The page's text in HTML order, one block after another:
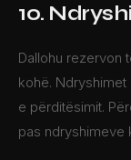
10.
Dallohu rezervon
kohë.
e përditësimit.
pas ndryshimeve